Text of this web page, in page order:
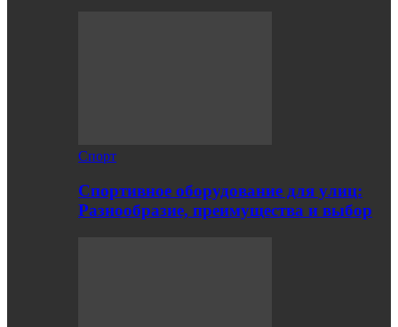
Спорт
Спортивное оборудование для улиц:
Разнообразие, преимущества и выбор